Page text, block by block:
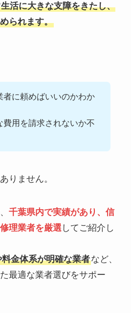
活に大きな支障をきたし、
られます。
者に頼めばいいのかわか
費用を請求されないか不
りません。
千葉県内で実績があり、信
理業者を厳選してご紹介し
金体系が明確な業者など、
最適な業者選びをサポー